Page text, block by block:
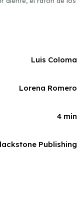
Luis Coloma
Lorena Romero
4 min
Publishing